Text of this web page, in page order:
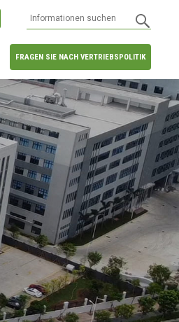
FRAGEN SIE NACH VERTRIEBSPOLITIK